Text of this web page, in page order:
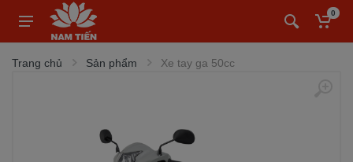
0
Trang chủ Sản phẩm Xe tay ga 50cc